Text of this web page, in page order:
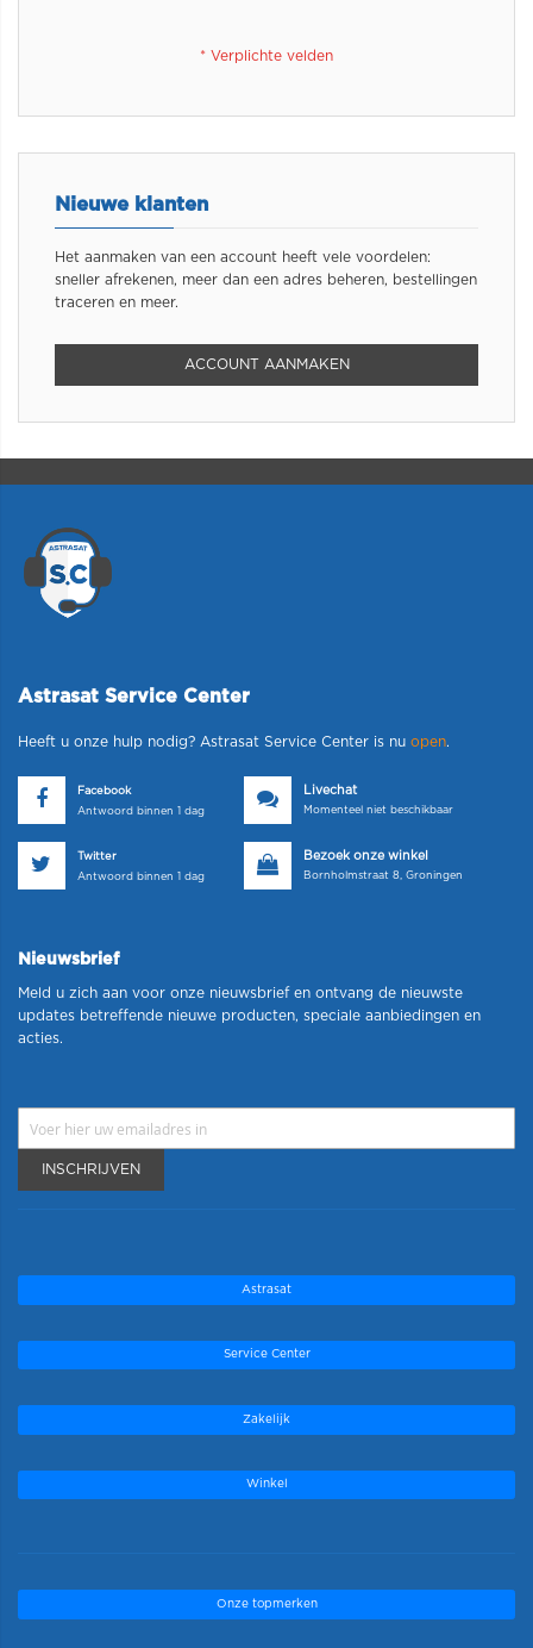
Nieuwe klanten
Het aanmaken van een account heeft vele voordelen:
sneller afrekenen, meer dan een adres beheren, bestellingen
traceren en meer.
ACCOUNT AANMAKEN
Astrasat Service Center
Heeft u onze hulp nodig? Astrasat Service Center is nu open.
Facebook
Antwoord binnen 1 dag
Livechat
Momenteel niet beschikbaar
Twitter
Antwoord binnen 1 dag
Bezoek onze winkel
Bornholmstraat 8, Groningen
Nieuwsbrief
Meld u zich aan voor onze nieuwsbrief en ontvang de nieuwste
updates betreffende nieuwe producten, speciale aanbiedingen en
acties.
INSCHRIJVEN
Astrasat
Service Center
Zakelijk
Winkel
Onze topmerken